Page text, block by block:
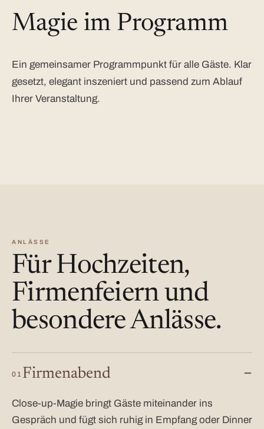
Magie im Programm
Ein gemeinsamer Programmpunkt für alle Gäste. Klar
gesetzt, elegant inszeniert und passend zum Ablauf
Ihrer Veranstaltung.
ANLÄSSE
Für Hochzeiten,
Firmenfeiern und
besondere Anlässe.
01 Firmenabend
Close-up-Magie bringt Gäste miteinander ins
Gespräch und fügt sich ruhig in Empfang oder Dinner